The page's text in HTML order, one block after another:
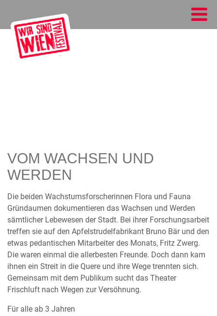
VOM WACHSEN UND
WERDEN
Die beiden Wachstumsforscherinnen Flora und Fauna
Gründaumen dokumentieren das Wachsen und Werden
sämtlicher Lebewesen der Stadt. Bei ihrer Forschungsarbeit
treffen sie auf den Apfelstrudelfabrikant Bruno Bär und den
etwas pedantischen Mitarbeiter des Monats, Fritz Zwerg.
Die waren einmal die allerbesten Freunde. Doch dann kam
ihnen ein Streit in die Quere und ihre Wege trennten sich.
Gemeinsam mit dem Publikum sucht das Theater
Frischluft nach Wegen zur Versöhnung.
Für alle ab 3 Jahren